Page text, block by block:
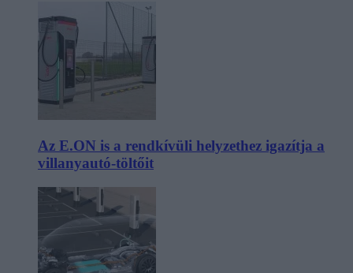
Az E.ON is a rendkívüli helyzethez igazítja a
villanyautó-töltőit